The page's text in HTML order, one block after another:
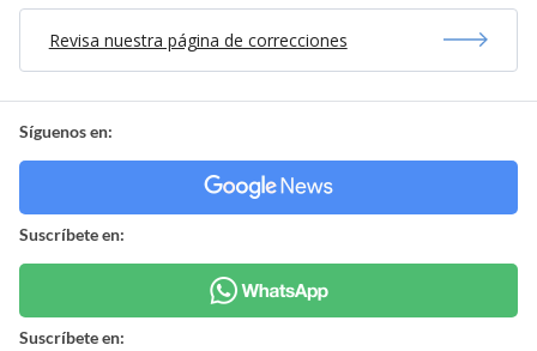
Revisa nuestra página de correcciones
Síguenos en:
Suscríbete en:
Suscríbete en: